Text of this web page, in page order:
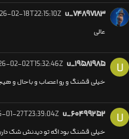
u_۷۴۸۹۷۱۸۳ 02-18T22:15:10Z
عالی
U u_۱۹۵۸۱۹۸۵ 02-02T15:32:46Z
خیلی قشنگ و رو اعصاب و باحال و
U u_۶۰۴۹۹۲۵۲ 01-27T23:39:04Z
خیلی قشنگ بود اگه تو دیدنش شک